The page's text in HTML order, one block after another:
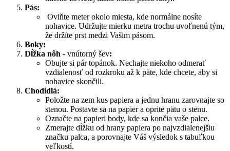
Pás:
Oviňte meter okolo miesta, kde normálne nosíte
nohavice. Udržujte mierku metra trochu uvoľnenú tým,
že držíte prst medzi Vašim pásom.
Boky:
Dĺžka nôh - vnútorný šev:
Obujte si pár topánok. Nechajte niekoho odmerať
vzdialenosť od rozkroku až k päte, kde chcete, aby si
nohavice skončili.
Chodidlá:
Položte na zem kus papiera a jednu hranu zarovnajte so
stenou. Postavte sa na papier a oprite pätu o stenu.
Označte na papieri body, kde sa končia vaše palce.
Zmerajte dĺžku od hrany papiera po najvzdialenejšiu
značku palca, a porovnajte Váš výsledok s tabuľkou
veľkostí.